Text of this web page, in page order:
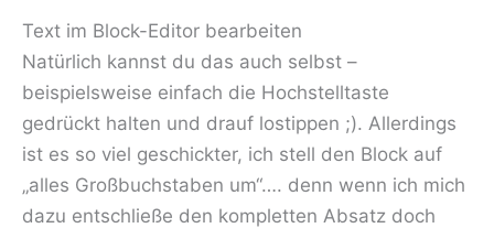
Text im Block-Editor bearbeiten
Natürlich kannst du das auch selbst –
beispielsweise einfach die Hochstelltaste
gedrückt halten und drauf lostippen ;). Allerdings
ist es so viel geschickter, ich stell den Block auf
„alles Großbuchstaben um“…. denn wenn ich mich
dazu entschließe den kompletten Absatz doch